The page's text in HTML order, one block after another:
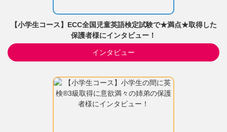
【小学生コース】ECC全国児童英語検定試験で★満点★取得した
保護者様にインタビュー！
インタビュー